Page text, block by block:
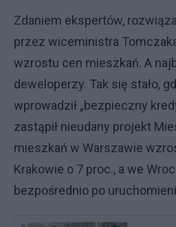
Zdaniem ekspertów,
przez wiceministra
wzrostu cen mieszkań. A
deweloperzy. Tak się stało,
wprowadził „bezpieczny
zastąpił nieudany projekt
mieszkań w Warszawie
Krakowie o 7 proc., a we
bezpośrednio po